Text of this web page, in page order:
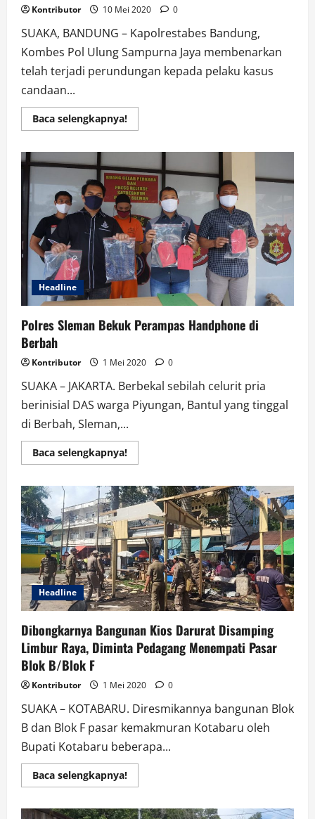
Kontributor 10 Mei 2020 0
SUAKA, BANDUNG – Kapolrestabes Bandung,
Kombes Pol Ulung Sampurna Jaya membenarkan
telah terjadi perundungan kepada pelaku kasus
candaan...
Baca selengkapnya!Read
more
Sampah,
Ferdian
Paleka
Cs
Dimasukkan
oleh
Tahanan
ke
Tong
Sampah
Headline
Polres Sleman Bekuk Perampas Handphone di
Berbah
Kontributor 1 Mei 2020 0
SUAKA – JAKARTA. Berbekal sebilah celurit pria
berinisial DAS warga Piyungan, Bantul yang tinggal
di Berbah, Sleman,...
Baca selengkapnya!Read
more
Sleman
Bekuk
Perampas
Handphone
di
Berbah
Headline
Dibongkarnya Bangunan Kios Darurat Disamping
Limbur Raya, Diminta Pedagang Menempati Pasar
Blok B/Blok F
Kontributor 1 Mei 2020 0
SUAKA – KOTABARU. Diresmikannya bangunan Blok
B dan Blok F pasar kemakmuran Kotabaru oleh
Bupati Kotabaru beberapa...
Baca selengkapnya!Read
more
Bangunan